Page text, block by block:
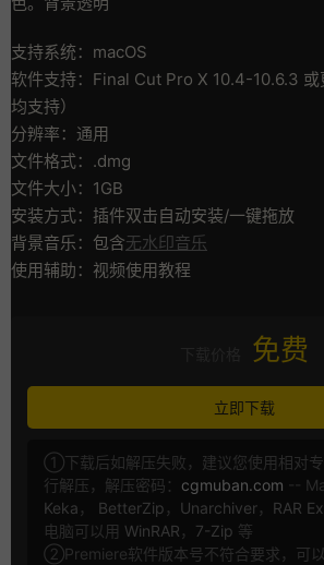
支持系统：macOS
软件支持：Final Cut Pro X 10.4-10.6.3
均支持）
分辨率：通用
文件格式：.dmg
文件大小：1GB
安装方式：插件双击自动安装/一键拖放
背景音乐：包含无水印音乐
使用辅助：视频使用教程
免费
立即下载
①下载后如解压失败，建议您使用相对
行解压，解压密码： cgmuban.com --
Keka ， BetterZip ， Unarchiver， RAR
电脑可以用 WinRAR ， 7-Zip 等
②Premiere软件版本号不符合要求，可